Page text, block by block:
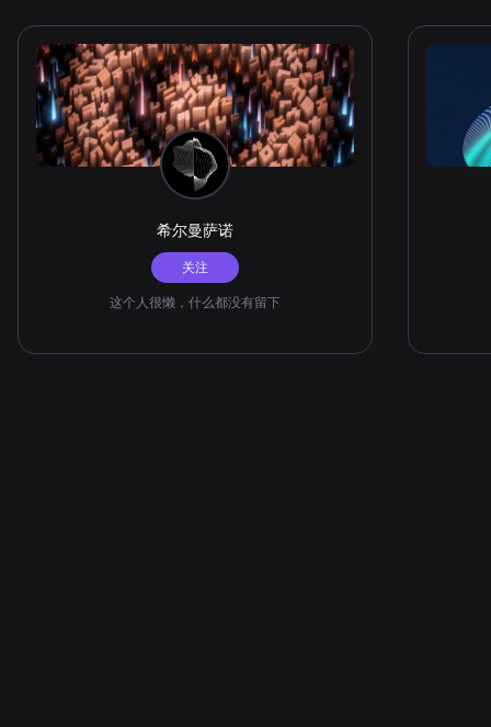
希尔曼萨诺
关注
这个人很懒，什么都没有留下